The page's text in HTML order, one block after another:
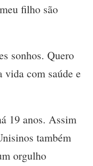
filho são
sonhos. Quero
vida com saúde e
19 anos. Assim
também
orgulho